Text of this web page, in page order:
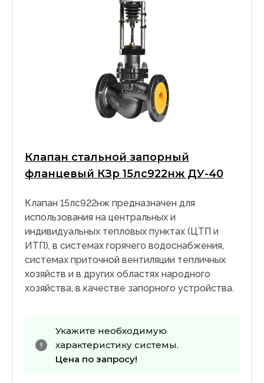
Клапан стальной запорный
фланцевый КЗр 15лс922нж ДУ-40
Клапан 15лс922нж предназначен для
использования на центральных и
индивидуальных тепловых пунктах (ЦТП и
ИТП), в системах горячего водоснабжения,
системах приточной вентиляции тепличных
хозяйств и в других областях народного
хозяйства, в качестве запорного устройства.
Укажите необходимую
характеристику системы.
Цена по запросу!